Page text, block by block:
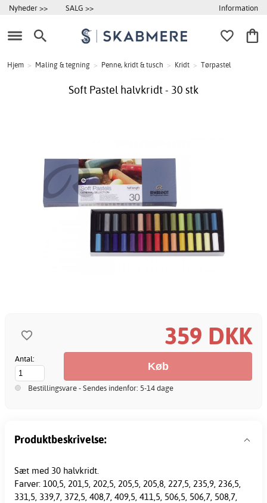
Nyheder >> SALG >> Information
Hjem > Maling & tegning > Penne, kridt & tusch > Kridt > Tørpastel
Soft Pastel halvkridt - 30 stk
359 DKK
Antal:
Bestillingsvare - Sendes indenfor: 5-14 dage
Produktbeskrivelse:
Sæt med 30 halvkridt.
Farver: 100,5, 201,5, 202,5, 205,5, 205,8, 227,5, 235,9, 236,5,
331,5, 339,7, 372,5, 408,7, 409,5, 411,5, 506,5, 506,7, 508,7,